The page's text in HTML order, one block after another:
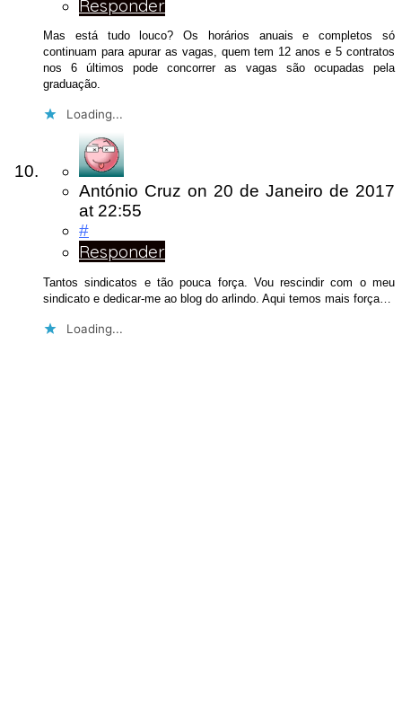
Responder
Mas está tudo louco? Os horários anuais e completos só
continuam para apurar as vagas, quem tem 12 anos e 5 contratos
nos 6 últimos pode concorrer as vagas são ocupadas pela
graduação.
Loading...
António Cruz on 20 de Janeiro de 2017
at 22:55
#
Responder
Tantos sindicatos e tão pouca força. Vou rescindir com o meu
sindicato e dedicar-me ao blog do arlindo. Aqui temos mais força…
Loading...